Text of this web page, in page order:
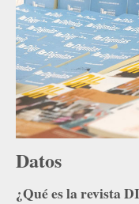
Datos
¿Qué es la revista